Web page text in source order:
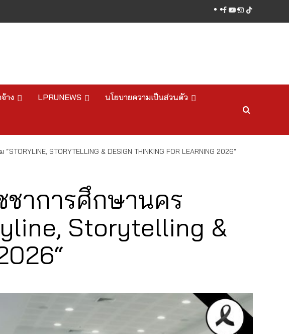
facebook
youtube
instagram
tiktok
าง LPRUNEWS นโยบายความเป็นส่วนตัว
STORYTELLING & DESIGN THINKING FOR LEARNING 2026“
าการศึกษานคร
Storytelling &